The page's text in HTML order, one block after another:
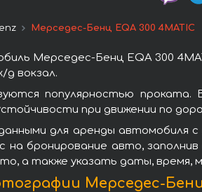
Мерседес-Бенц EQA 300 4MATIC
Мерседес-Бенц EQA 300
вокзал.
популярностью
при движении по
для аренды
на бронирование авто,
а также указать даты, время,
Мерседес-Бенц